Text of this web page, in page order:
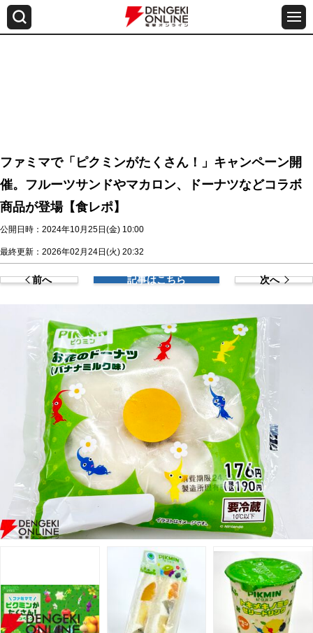
ファミマで「ピクミンがたくさん！」キャンペーン開
催。フルーツサンドやマカロン、ドーナツなどコラボ
商品が登場【食レポ】
公開日時：2024年10月25日(金) 10:00
最終更新：2026年02月24日(火) 20:32
前へ 記事はこちら 次へ